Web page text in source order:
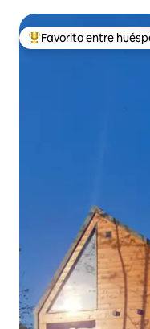
Favorito entre
Favorito entre